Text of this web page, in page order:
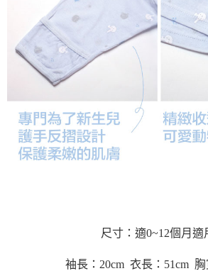
尺寸：適0~12個月適
袖長：20cm 衣長：51cm 胸